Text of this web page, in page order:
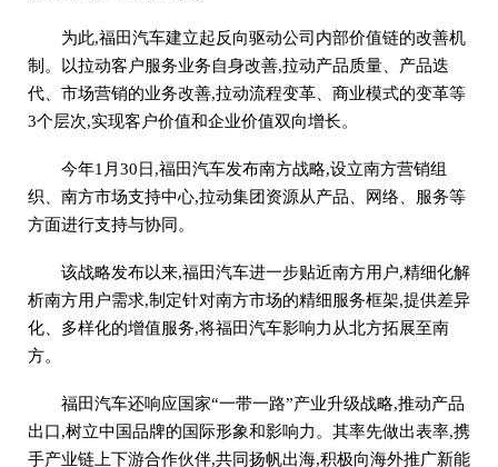
为此,福田汽车建立起反向驱动公司内部价值链的改善机
制。以拉动客户服务业务自身改善,拉动产品质量、产品迭
代、市场营销的业务改善,拉动流程变革、商业模式的变革等
3个层次,实现客户价值和企业价值双向增长。
今年1月30日,福田汽车发布南方战略,设立南方营销组
织、南方市场支持中心,拉动集团资源从产品、网络、服务等
方面进行支持与协同。
该战略发布以来,福田汽车进一步贴近南方用户,精细化解
析南方用户需求,制定针对南方市场的精细服务框架,提供差异
化、多样化的增值服务,将福田汽车影响力从北方拓展至南
方。
福田汽车还响应国家“一带一路”产业升级战略,推动产品
出口,树立中国品牌的国际形象和影响力。其率先做出表率,携
手产业链上下游合作伙伴,共同扬帆出海,积极向海外推广新能